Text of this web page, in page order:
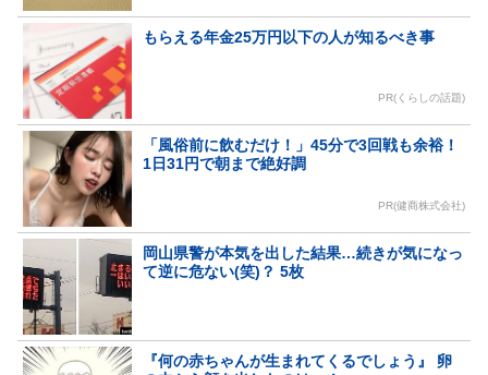
もらえる年金25万円以下の人が知るべき事
PR(くらしの話題)
「風俗前に飲むだけ！」45分で3回戦も余裕！
1日31円で朝まで絶好調
PR(健商株式会社)
岡山県警が本気を出した結果…続きが気になっ
て逆に危ない(笑)？ 5枚
『何の赤ちゃんが生まれてくるでしょう』 卵